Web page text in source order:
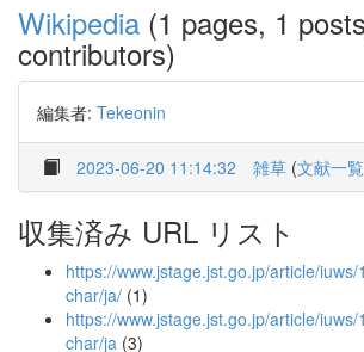
Wikipedia (1 pages, 1
contributors)
編集者: Tekeonin
2023-06-20 11:14:32 雑草 (文献一覧
収集済み URL リスト
https://www.jstage.jst.go.jp/article/
char/ja/ (1)
https://www.jstage.jst.go.jp/article/
char/ja (3)